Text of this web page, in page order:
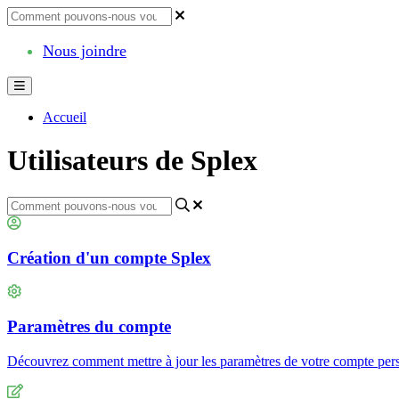
Nous joindre
Accueil
Utilisateurs de Splex
Création d'un compte Splex
Paramètres du compte
Découvrez comment mettre à jour les paramètres de votre compte